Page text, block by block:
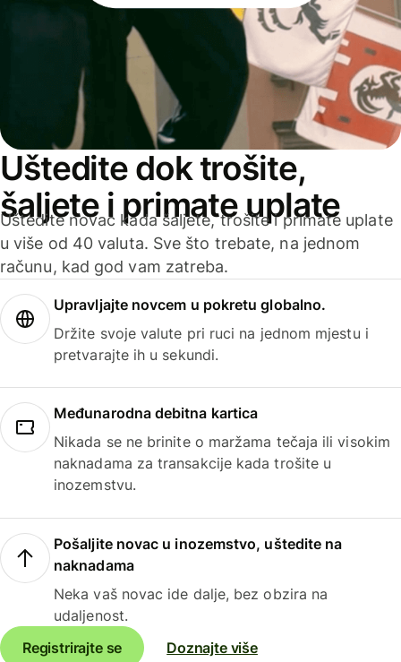
Uštedite dok trošite,
šaljete i primate uplate
Uštedite novac kada šaljete, trošite i primate uplate
u više od 40 valuta. Sve što trebate, na jednom
računu, kad god vam zatreba.
Upravljajte novcem u pokretu globalno.
Držite svoje valute pri ruci na jednom mjestu i
pretvarajte ih u sekundi.
Međunarodna debitna kartica
Nikada se ne brinite o maržama tečaja ili visokim
naknadama za transakcije kada trošite u
inozemstvu.
Pošaljite novac u inozemstvo, uštedite na
naknadama
Neka vaš novac ide dalje, bez obzira na
udaljenost.
Registrirajte se
Doznajte više